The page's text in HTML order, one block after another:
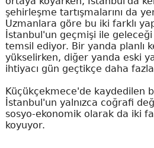
şehirleşme tartışmalarını da
Uzmanlara göre bu iki farklı
İstanbul'un geçmişi ile geleceği
temsil ediyor. Bir yanda planlı
yükselirken, diğer yanda eski
ihtiyacı gün geçtikçe daha
Küçükçekmece'de kaydedilen
İstanbul'un yalnızca coğrafi
sosyo-ekonomik olarak da iki
koyuyor.